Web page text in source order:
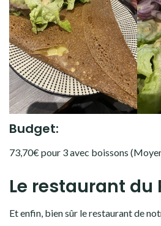
Budget:
73,70€ pour 3 avec boissons
Le restaurant du
Et enfin, bien sûr le restaurant de